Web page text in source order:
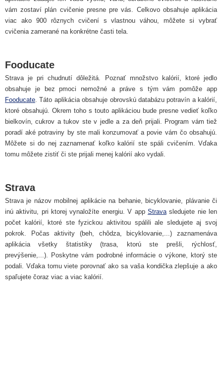
vám zostaví plán cvičenie presne pre vás. Celkovo obsahuje aplikácia
viac ako 900 rôznych cvičení s vlastnou váhou, môžete si vybrať
cvičenia zamerané na konkrétne časti tela.
Fooducate
Strava je pri chudnutí dôležitá. Poznať množstvo kalórií, ktoré jedlo
obsahuje je bez pmoci nemožné a práve s tým vám pomôže app
Fooducate. Táto aplikácia obsahuje obrovskú databázu potravín a kalórií,
ktoré obsahujú. Okrem toho s touto aplikáciou bude presne vedieť koľko
bielkovín, cukrov a tukov ste v jedle a za deň prijali. Program vám tiež
poradí aké potraviny by ste mali konzumovať a povie vám čo obsahujú.
Môžete si do nej zaznamenať koľko kalórií ste spáli cvičením. Vďaka
tomu môžete zistiť či ste prijali menej kalórií ako vydali.
Strava
Strava je názov mobilnej aplikácie na behanie, bicyklovanie, plávanie či
inú aktivitu, pri ktorej vynaložíte energiu. V app Stravasledujete nie len
počet kalórií, ktoré ste fyzickou aktivitou spálili ale sledujete aj svoj
pokrok. Počas aktivity (beh, chôdza, bicyklovanie,...) zaznamenáva
aplikácia všetky štatistiky (trasa, ktorú ste prešli, rýchlosť,
prevýšenie,...). Poskytne vám podrobné informácie o výkone, ktorý ste
podali. Vďaka tomu viete porovnať ako sa vaša kondička zlepšuje a ako
spaľujete čoraz viac a viac kalórií.